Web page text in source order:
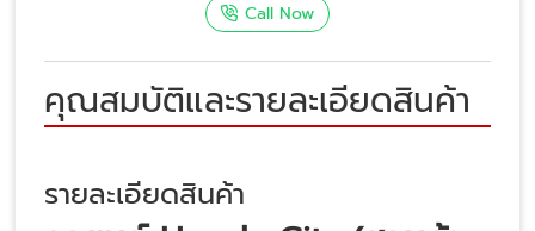
Call Now
คุณสมบัติและรายละเอียดสินค้า
รายละเอียดสินค้า